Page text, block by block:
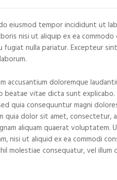
eiusmod tempor incididunt ut
nisi ut aliquip ex ea
nulla pariatur. Excepteur
doloremque
vitae dicta sunt explicabo.
quia consequuntur magni
quia dolor sit amet, consectetur,
aliquam quaerat voluptatem.
nisi ut aliquid ex ea commodi
molestiae consequatur, vel illum